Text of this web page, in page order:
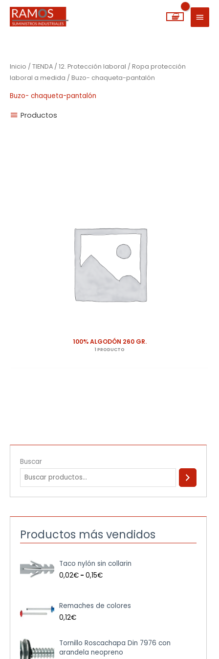
MENÚ
Buscar
Productos más vendidos
Taco nylón sin collarin
0,02€ - 0,15€
a
n
d
e
c
Remaches de colores
0,12€
Tornillo Roscachapa Din 7976 con
arandela neopreno
R
a
Inicio / TIENDA / 12. Protección laboral / Ropa protección
laboral a medida / Buzo- chaqueta-pantalón
Buzo- chaqueta-pantalón
Productos
100% ALGODÓN 260 GR.
1 PRODUCTO